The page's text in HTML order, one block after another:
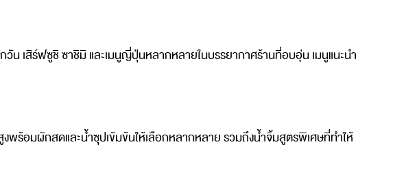
เสิร์ฟซูชิ ซาชิมิ และเมนูญี่ปุ่นหลากหลายในบรรยากาศร้านที่อบอุ่น เมนูแนะนำ
อมผักสดและน้ำซุปเข้มข้นให้เลือกหลากหลาย รวมถึงน้ำจิ้มสูตรพิเศษที่ทำให้